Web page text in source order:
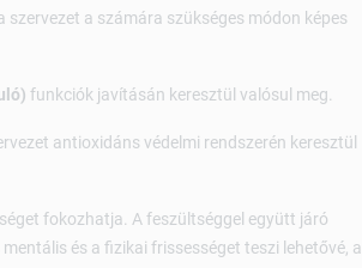
a számára szükséges módon képes
funkciók javításán keresztül valósul meg.
antioxidáns védelmi rendszerén keresztül
fokozhatja. A feszültséggel együtt járó
és a fizikai frissességet teszi lehetővé, a